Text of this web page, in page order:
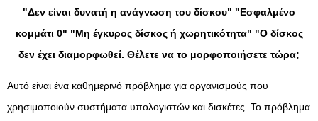
"Δεν είναι δυνατή η ανάγνωση του δίσκου" "Εσφαλμένο
κομμάτι 0" "Μη έγκυρος δίσκος ή χωρητικότητα" "Ο δίσκος
δεν έχει διαμορφωθεί. Θέλετε να το μορφοποιήσετε τώρα;
Αυτό είναι ένα καθημερινό πρόβλημα για οργανισμούς που
χρησιμοποιούν συστήματα υπολογιστών και δισκέτες. Το πρόβλημα